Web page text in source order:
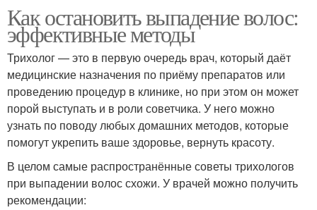
Как остановить выпадение волос:
эффективные методы
Трихолог — это в первую очередь врач, который даёт
медицинские назначения по приёму препаратов или
проведению процедур в клинике, но при этом он может
порой выступать и в роли советчика. У него можно
узнать по поводу любых домашних методов, которые
помогут укрепить ваше здоровье, вернуть красоту.
В целом самые распространённые советы трихологов
при выпадении волос схожи. У врачей можно получить
рекомендации: